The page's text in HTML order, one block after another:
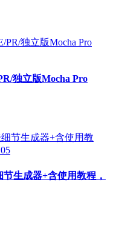
独立版Mocha Pro
节生成器+含使用教程，